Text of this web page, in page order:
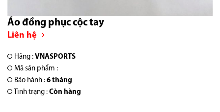
Áo đồng phục cộc tay
Liên hệ
Hãng : VNASPORTS
Mã sản phẩm :
Bảo hành : 6 tháng
Tình trạng : Còn hàng